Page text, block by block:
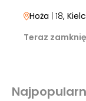
Hoża | 18,
Teraz